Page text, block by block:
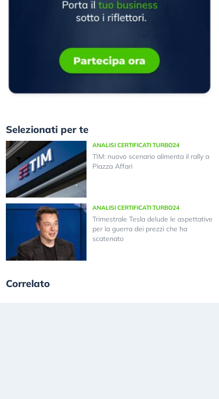
Selezionati per te
ANALISI CERTIFICATI TURBO24
TIM: nuovo scenario alimenta il rally a
Piazza Affari
ANALISI CERTIFICATI TURBO24
Trimestrale Tesla delude le aspettative
per la guerra dei prezzi che ha
scatenato
Correlato